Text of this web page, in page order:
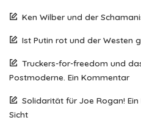
Ken Wilber und der
Ist Putin rot und der Westen
Truckers-for-freedom und
Postmoderne. Ein Kommentar
Solidarität für Joe Rogan!
Sicht